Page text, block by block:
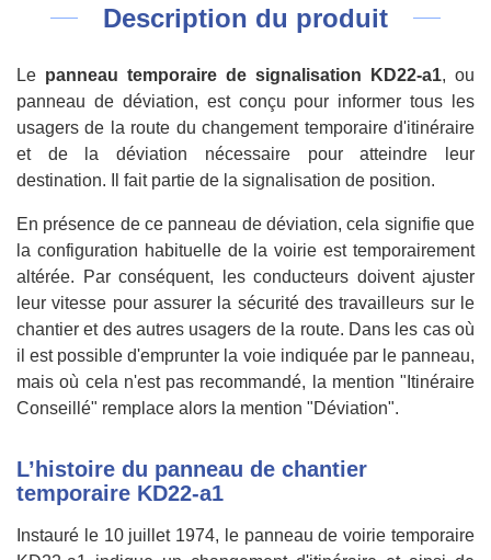
Description du produit
Le panneau temporaire de signalisation KD22-a1, ou
panneau de déviation, est conçu pour informer tous les
usagers de la route du changement temporaire d'itinéraire
et de la déviation nécessaire pour atteindre leur
destination. Il fait partie de la signalisation de position.
En présence de ce panneau de déviation, cela signifie que
la configuration habituelle de la voirie est temporairement
altérée. Par conséquent, les conducteurs doivent ajuster
leur vitesse pour assurer la sécurité des travailleurs sur le
chantier et des autres usagers de la route. Dans les cas où
il est possible d'emprunter la voie indiquée par le panneau,
mais où cela n'est pas recommandé, la mention "Itinéraire
Conseillé" remplace alors la mention "Déviation".
L’histoire du panneau de chantier
temporaire KD22-a1
Instauré le 10 juillet 1974, le panneau de voirie temporaire